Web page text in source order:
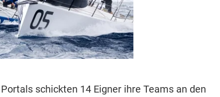
schickten 14 Eigner ihre Teams an den